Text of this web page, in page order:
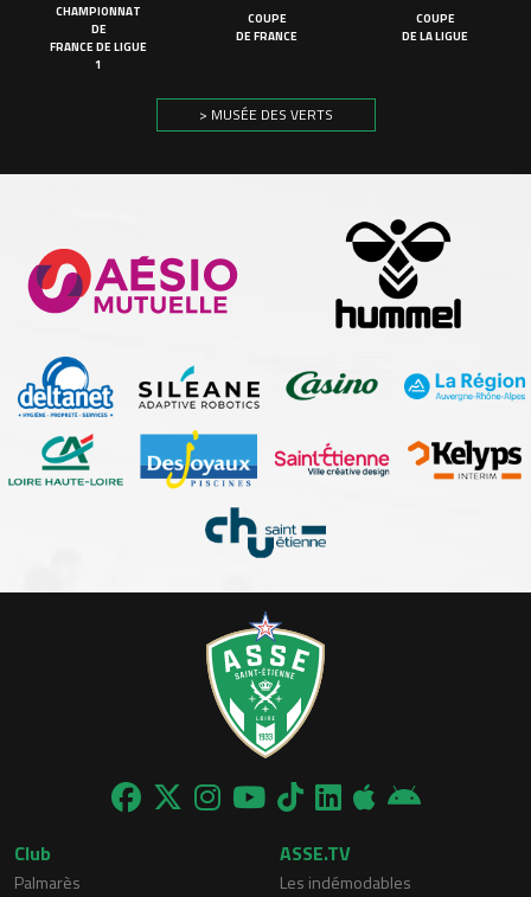
CHAMPIONNAT
DE
FRANCE DE LIGUE
1
COUPE
DE FRANCE
COUPE
DE LA LIGUE
> MUSÉE DES VERTS
Club
Palmarès
ASSE.TV
Les indémodables